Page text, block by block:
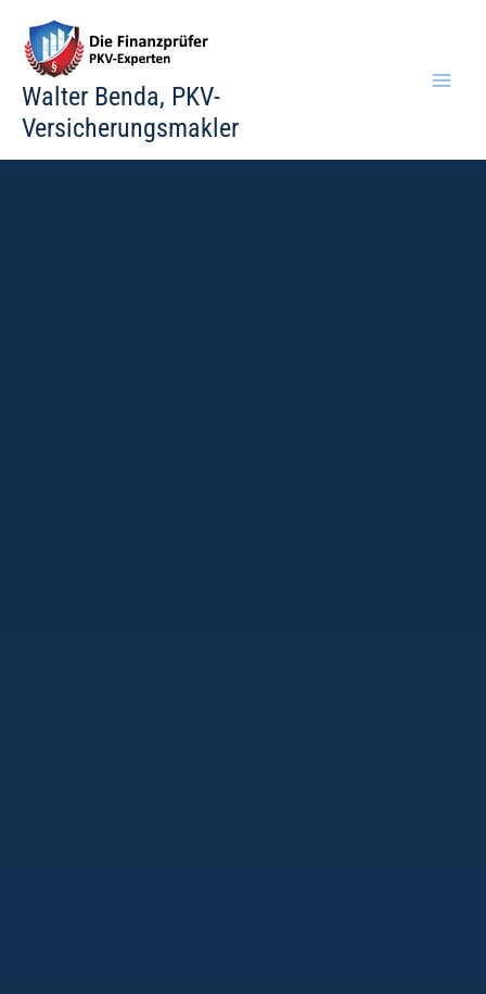
Inhalt
springen
Walter Benda, PKV-
Versicherungsmakler